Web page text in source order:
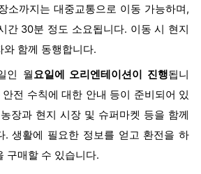
소까지는 대중교통으로 이동 가능하며,
간 30분 정도 소요됩니다. 이동 시 현지
와 함께 동행합니다.
인 월요일에 오리엔테이션이 진행됩니
전 수칙에 대한 안내 등이 준비되어 있
장과 현지 시장 및 슈퍼마켓 등을 함께
. 생활에 필요한 정보를 얻고 환전을 하
구매할 수 있습니다.